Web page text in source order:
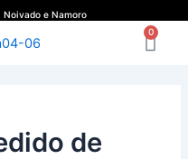
Noivado e Namoro
0
de